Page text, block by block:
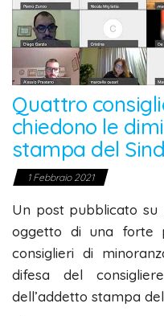
Quattro
chiedono le
stampa del
1 Febbraio 2021
Un post pubblicato
oggetto di una forte
consiglieri di
difesa del
dell’addetto stampa